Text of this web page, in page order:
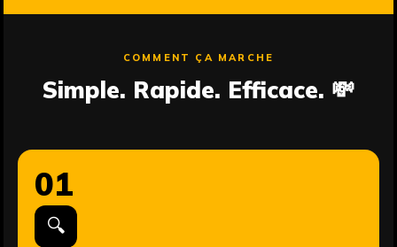
COMMENT ÇA MARCHE
Simple. Rapide. Efficace. 💸
01
🔍